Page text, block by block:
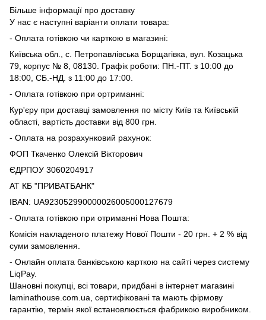
Більше інформації про доставку
У нас є наступні варіанти оплати товара:
- Оплата готівкою чи карткою в магазині:
Київська обл., с. Петропавлівська Борщагівка, вул. Козацька
79, корпус № 8, 08130. Графік роботи: ПН.-ПТ. з 10:00 до
18:00, СБ.-НД. з 11:00 до 17:00.
- Оплата готівкою при ортриманні:
Кур'єру при доставці замовлення по місту Київ та Київській
області, вартість доставки від 800 грн.
- Оплата на розрахунковий рахунок:
ФОП Ткаченко Олексій Вікторович
ЄДРПОУ 3060204917
АТ КБ "ПРИВАТБАНК"
IВAN: UA923052990000026005000127679
- Оплата готівкою при отриманні Нова Пошта:
Комісія накладеного платежу Нової Пошти - 20 грн. + 2 % від
суми замовлення.
- Онлайн оплата банківською карткою на сайті через систему
LiqPay.
Шановні покупці, всі товари, придбані в інтернет магазині
laminathouse.com.ua, сертифіковані та мають фірмову
гарантію, термін якої встановлюється фабрикою виробником.